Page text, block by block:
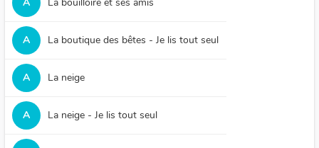
A La boutique des bêtes - Je lis tout seul
A La neige
A La neige - Je lis tout seul